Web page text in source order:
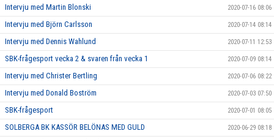
Intervju med Martin Blonski 2020-07-16 08:06
Intervju med Björn Carlsson 2020-07-14 08:14
Intervju med Dennis Wahlund 2020-07-11 12:53
SBK-frågesport vecka 2 & svaren från vecka 1 2020-07-09 08:14
Intervju med Christer Bertling 2020-07-06 08:22
Intervju med Donald Boström 2020-07-03 07:50
SBK-frågesport 2020-07-01 08:05
SOLBERGA BK KASSÖR BELÖNAS MED GULD 2020-06-29 08:18